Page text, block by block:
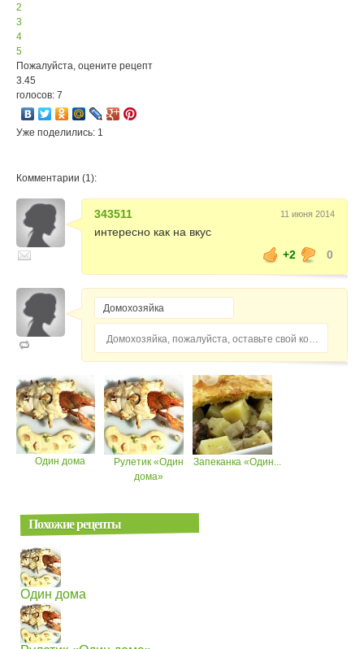
2
3
4
5
Пожалуйста, оцените рецепт
3.45
голосов: 7
Уже поделились: 1
Комментарии (1):
343511 11 июня 2014
интересно как на вкус
+2
0
Домохозяйка, пожалуйста, оставьте свой комментарий...
Один дома
Рулетик «Один
дома»
Запеканка «Один...
Похожие рецепты
Один дома